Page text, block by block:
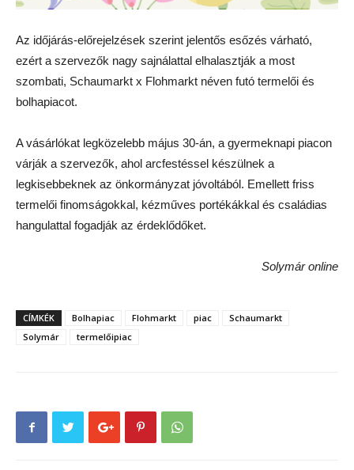
Az időjárás-előrejelzések szerint jelentős esőzés várható,
ezért a szervezők nagy sajnálattal elhalasztják a most
szombati, Schaumarkt x Flohmarkt néven futó termelői és
bolhapiacot.
A vásárlókat legközelebb május 30-án, a gyermeknapi piacon
várják a szervezők, ahol arcfestéssel készülnek a
legkisebbeknek az önkormányzat jóvoltából. Emellett friss
termelői finomságokkal, kézműves portékákkal és családias
hangulattal fogadják az érdeklődőket.
Solymár online
CÍMKÉK Bolhapiac Flohmarkt piac
Schaumarkt
Solymár
termelőipiac